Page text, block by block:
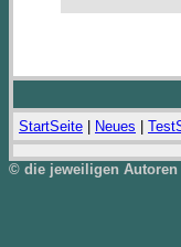
StartSeite Neues
© die jeweiligen Autoren